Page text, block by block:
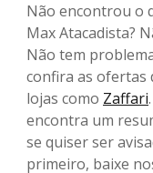
Não encontrou o
Max Atacadista?
Não tem
confira as ofertas
lojas como Zaffari
encontra um
se quiser ser
primeiro, baixe